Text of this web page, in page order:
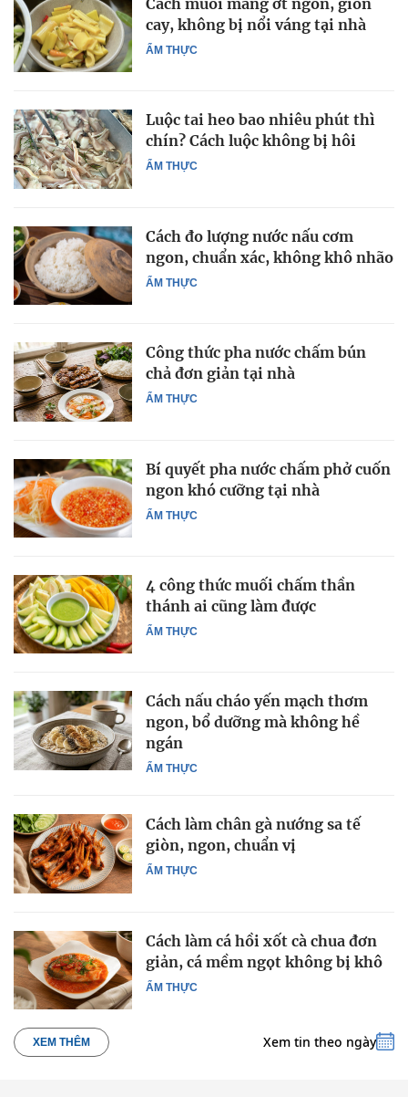
ẨM THỰC
cay, không bị nổi váng tại nhà
ẨM THỰC
Luộc tai heo bao nhiêu phút thì
chín? Cách luộc không bị hôi
ẨM THỰC
Cách đo lượng nước nấu cơm
ngon, chuẩn xác, không khô nhão
ẨM THỰC
Công thức pha nước chấm bún
chả đơn giản tại nhà
ẨM THỰC
Bí quyết pha nước chấm phở cuốn
ngon khó cưỡng tại nhà
ẨM THỰC
4 công thức muối chấm thần
thánh ai cũng làm được
ẨM THỰC
Cách nấu cháo yến mạch thơm
ngon, bổ dưỡng mà không hề
ngán
ẨM THỰC
Cách làm chân gà nướng sa tế
giòn, ngon, chuẩn vị
ẨM THỰC
Cách làm cá hồi xốt cà chua đơn
giản, cá mềm ngọt không bị khô
XEM THÊM Xem tin theo ngày